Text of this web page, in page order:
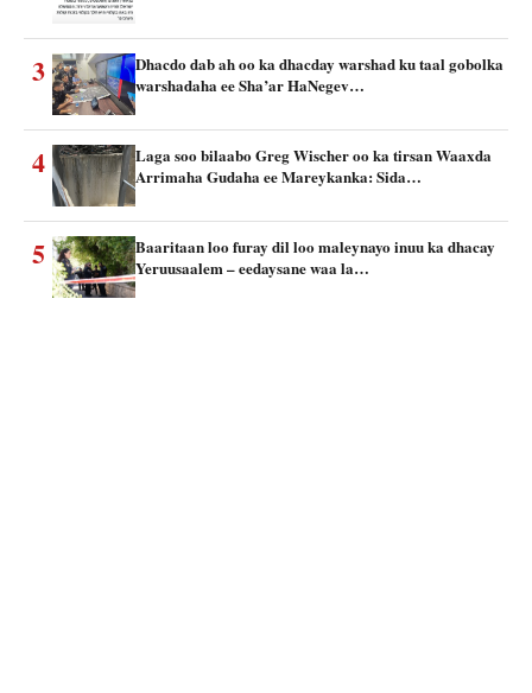
3
Dhacdo dab ah oo ka dhacday warshad ku taal gobolka
warshadaha ee Sha’ar HaNegev…
4
Laga soo bilaabo Greg Wischer oo ka tirsan Waaxda
Arrimaha Gudaha ee Mareykanka: Sida…
5
Baaritaan loo furay dil loo maleynayo inuu ka dhacay
Yeruusaalem – eedaysane waa la…